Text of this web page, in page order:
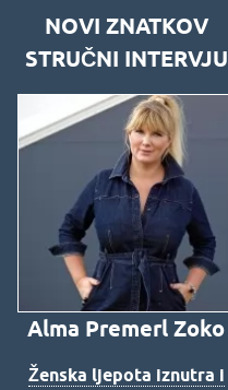
NOVI ZNATKOV
STRUČNI INTERVJU
Alma Premerl Zoko
Ženska ljepota iznutra i